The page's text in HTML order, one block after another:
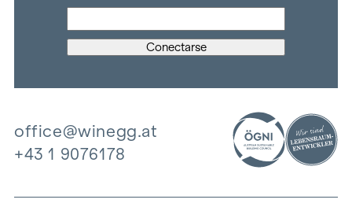
office@winegg.at
+43 1 9076178